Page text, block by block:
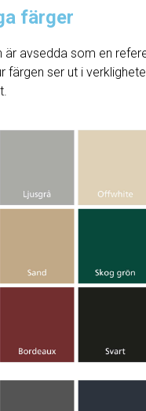
färger
är avsedda som en
färgen ser ut i